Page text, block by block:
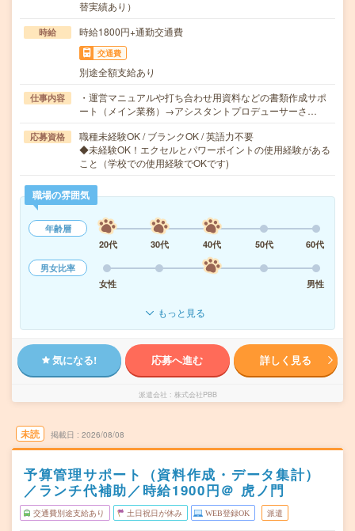
替実績あり）
時給 時給1800円+通勤交通費
交通費
別途全額支給あり
仕事内容
・運営マニュアルや打ち合わせ用資料などの書類作成サポ
ート（メイン業務）→アシスタントプロデューサーさ…
応募資格
職種未経験OK / ブランクOK / 英語力不要
◆未経験OK！エクセルとパワーポイントの使用経験がある
こと（学校での使用経験でOKです)
職場の雰囲気
年齢層
20代
30代 40代 50代
60代
男女比率
女性
男性
もっと見る
気になる! 応募へ進む 詳しく見る
派遣会社 株式会社PBB
未読 掲載日 2026/08/08
予算管理サポート（資料作成・データ集計）
／ランチ代補助／時給1900円＠ 虎ノ門
交通費別途支給あり 土日祝日が休み WEB登録OK 派遣